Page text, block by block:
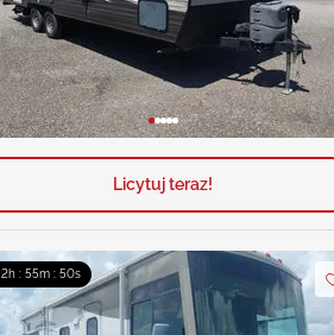
Licytuj teraz!
2h : 55m : 49s